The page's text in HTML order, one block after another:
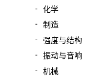
化学
制造
强度与结构
振动与音响
机械